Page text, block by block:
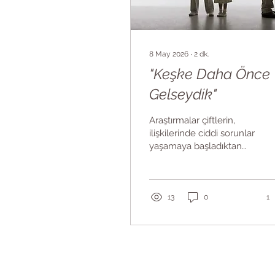
8 May 2026 ∙ 2 dk.
"Keşke Daha Önce
Gelseydik"
Araştırmalar çiftlerin,
ilişkilerinde ciddi sorunlar
yaşamaya başladıktan
söylüyor. Altı yıl... Bir
yürüyor, okula başlıyor;
13 0 1